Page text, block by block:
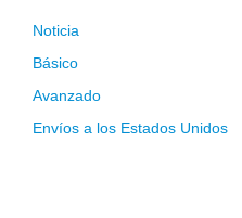
de
envío
Noticia
Básico
Avanzado
Envíos a los Estados Unidos